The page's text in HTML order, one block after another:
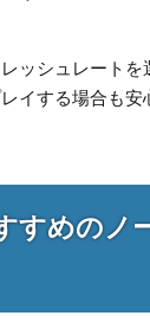
ッシュレートを
イする場合も安
すめのノ